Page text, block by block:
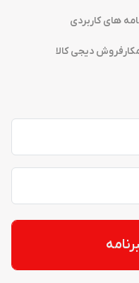
های کاربردی
دیجی کالا